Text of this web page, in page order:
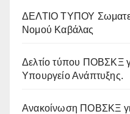
ΔΕΛΤΙΟ ΤΥΠΟΥ
Νομού Καβάλας
Δελτίο τύπου ΠΟΒΣΚΞ
Υπουργείο Ανάπτυξης.
Ανακοίνωση ΠΟΒΣΚΞ